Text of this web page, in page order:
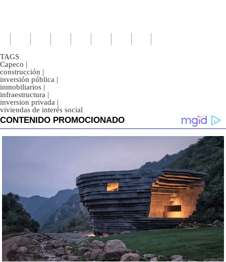
TAGS
Capeco |
construcción |
inversión pública |
inmobiliarios |
infraestructura |
inversion privada |
viviendas de interés social